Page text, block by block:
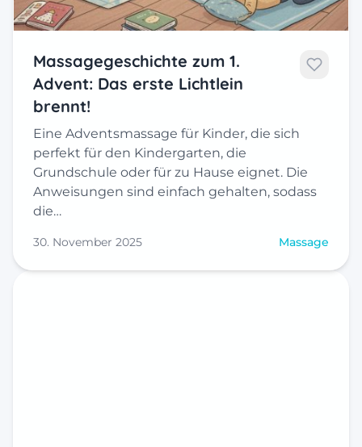
Massagegeschichte zum 1.
Advent: Das erste Lichtlein
brennt!
Eine Adventsmassage für Kinder, die sich
perfekt für den Kindergarten, die
Grundschule oder für zu Hause eignet. Die
Anweisungen sind einfach gehalten, sodass
die…
30. November 2025 Massage